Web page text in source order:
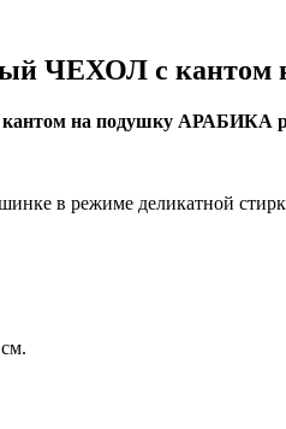
ЧЕХОЛ с
на подушку АРАБИКА
в режиме деликатной